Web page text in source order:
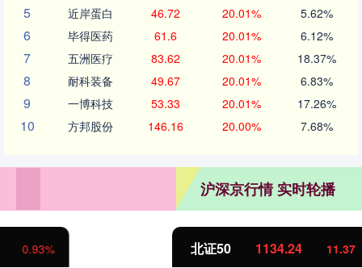
5 近岸蛋白 46.72 20.01% 5.62%
6 毕得医药 61.6 20.01% 6.12%
7 五洲医疗 83.62 20.01% 18.37%
8 耐科装备 49.67 20.01% 6.83%
9 一博科技 53.33 20.01% 17.26%
10 方邦股份 146.16 20.00% 7.68%
沪深京行情 实时轮播
11.37 1.01%